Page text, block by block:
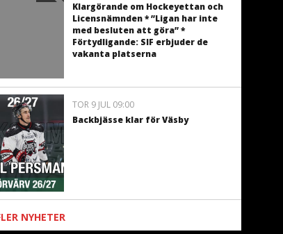
Klargörande om Hockeyettan och
Licensnämnden * ”Ligan har inte
med besluten att göra” *
Förtydligande: SIF erbjuder de
vakanta platserna
TOR 9 JUL 09:00
Backbjässe klar för Väsby
NYHETER